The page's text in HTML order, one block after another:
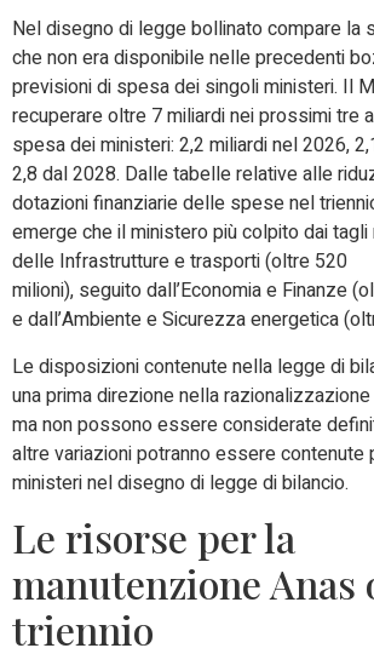
Nel disegno di legge bollinato compare la
che non era disponibile nelle precedenti
previsioni di spesa dei singoli ministeri. Il
recuperare oltre 7 miliardi nei prossimi tre
spesa dei ministeri: 2,2 miliardi nel 2026,
2,8 dal 2028. Dalle tabelle relative alle
dotazioni finanziarie delle spese nel
emerge che il ministero più colpito dai
delle Infrastrutture e trasporti (oltre 520
milioni), seguito dall’Economia e Finanze
e dall’Ambiente e Sicurezza energetica
Le disposizioni contenute nella legge di
una prima direzione nella
ma non possono essere considerate
altre variazioni potranno essere contenute
ministeri nel disegno di legge di bilancio.
Le risorse per la
manutenzione
triennio